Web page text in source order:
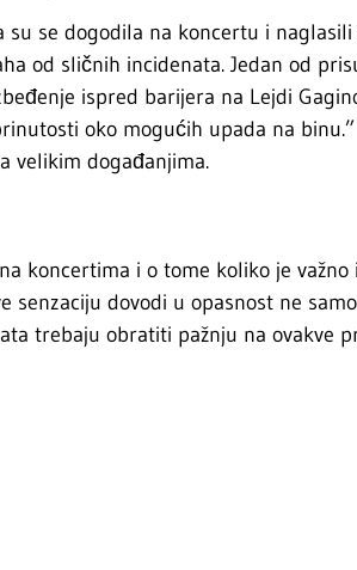
se dogodila na koncertu i
od sličnih incidenata. Jedan od
ispred barijera na Lejdi
oko mogućih upada na
velikim događanjima.
koncertima i o tome koliko je važno
senzaciju dovodi u opasnost ne
trebaju obratiti pažnju na ovakve